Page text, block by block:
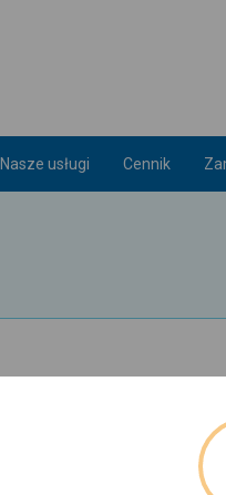
Nasze usługi Cennik
lub pogorszenia
od dnia zgłoszenia w
z pacjentem w